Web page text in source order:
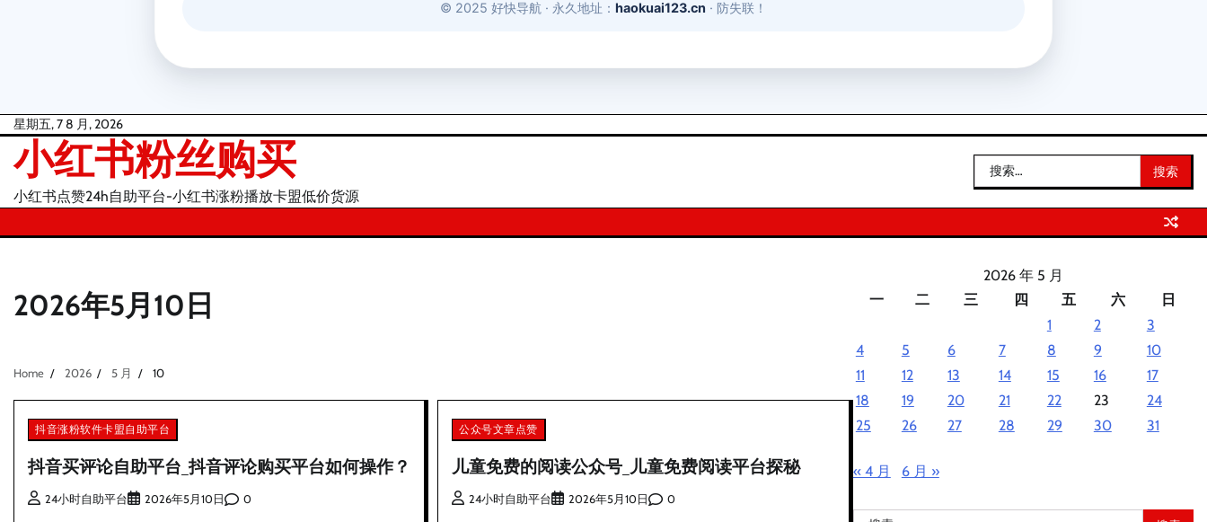
Skip
content
星期五, 7 8 月, 2026
小红书粉丝购买
小红书点赞24h自助平台-小红书涨粉播放卡盟低价货源
索：
2026年5月10日
Home 2026 5 月 10
抖音涨粉软件卡盟自助平台
抖音买评论自助平台_抖音评论购买平台如何操作？
24小时自助平台 2026年5月10日 0
公众号文章点赞
儿童免费的阅读公众号_儿童免费阅读平台探秘
24小时自助平台 2026年5月10日 0
2026 年 5 月
一
二 三 四 五 六
日
1
2
3
4
5 6 7 8 9
10
11
12 13 14 15 16
17
18
19 20 21 22 23
24
25
26 27 28 29 30 31
« 4 月 6 月 »